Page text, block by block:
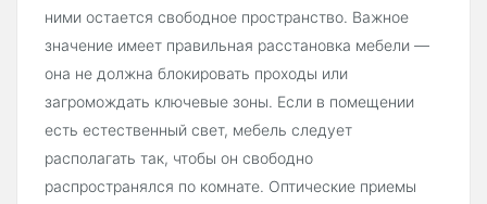
ними остается свободное пространство. Важное
значение имеет правильная расстановка мебели —
она не должна блокировать проходы или
загромождать ключевые зоны. Если в помещении
есть естественный свет, мебель следует
располагать так, чтобы он свободно
распространялся по комнате. Оптические приемы